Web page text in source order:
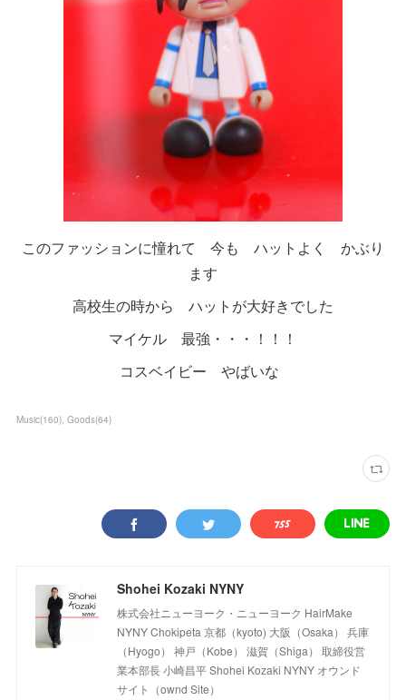
このファッションに憧れて 今も ハットよく かぶり
ます
高校生の時から ハットが大好きでした
マイケル 最強・・・！！！
コスベイビー やばいな
Music(160) Goods(64)
Shohei Kozaki NYNY
株式会社ニューヨーク・ニューヨーク HairMake
NYNY Chokipeta 京都（kyoto) 大阪（Osaka） 兵庫
（Hyogo） 神戸（Kobe） 滋賀（Shiga） 取締役営
業本部長 小崎昌平 Shohei Kozaki NYNY オウンド
サイト（ownd Site）